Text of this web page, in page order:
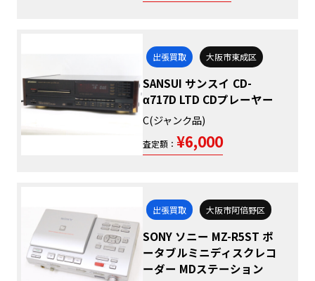
出張買取 大阪市東成区
SANSUI サンスイ CD-
α717D LTD CDプレーヤー
C(ジャンク品)
査定額： ¥6,000
出張買取 大阪市阿倍野区
SONY ソニー MZ-R5ST ポ
ータブルミニディスクレコ
ーダー MDステーション